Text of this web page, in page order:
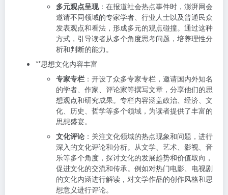
多元观点呈现：在报道社会热点事件时，澎湃网会
邀请不同领域的专家学者、行业人士以及普通民众
发表观点和看法，形成多元的观点碰撞。通过这种
方式，引导读者从多个角度思考问题，培养理性分
析和判断的能力。
**思想文化内容丰富
专家专栏 ：开设了众多专家专栏，邀请国内外知名
的学者、作家、评论家等撰写文章，分享他们的思
想观点和研究成果。专栏内容涵盖政治、经济、文
化、历史、哲学等多个领域，为读者提供了丰富的
思想盛宴。
文化评论 ：关注文化领域的热点现象和问题，进行
深入的文化评论和分析。从文学、艺术、影视、音
乐等多个角度，探讨文化的发展趋势和价值取向，
促进文化的交流和传承。例如对热门电影、电视剧
的文化内涵进行解读，对文学作品的创作风格和思
想意义进行评论。